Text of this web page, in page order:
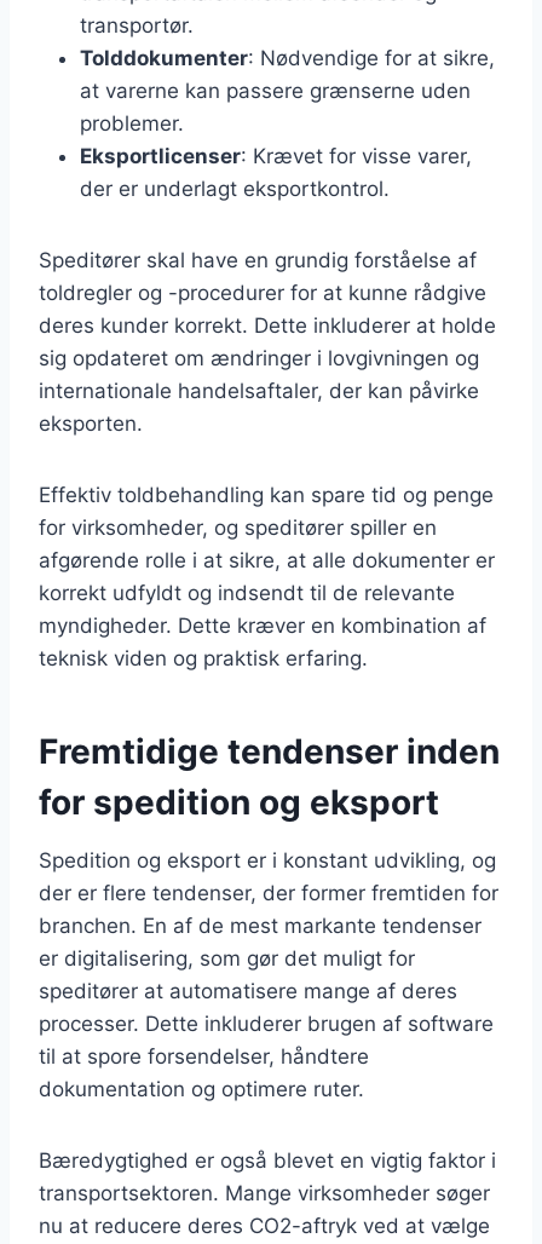
transportør.
Tolddokumenter: Nødvendige for at sikre,
at varerne kan passere grænserne uden
problemer.
Eksportlicenser: Krævet for visse varer,
der er underlagt eksportkontrol.
Speditører skal have en grundig forståelse af
toldregler og -procedurer for at kunne rådgive
deres kunder korrekt. Dette inkluderer at holde
sig opdateret om ændringer i lovgivningen og
internationale handelsaftaler, der kan påvirke
eksporten.
Effektiv toldbehandling kan spare tid og penge
for virksomheder, og speditører spiller en
afgørende rolle i at sikre, at alle dokumenter er
korrekt udfyldt og indsendt til de relevante
myndigheder. Dette kræver en kombination af
teknisk viden og praktisk erfaring.
Fremtidige tendenser inden
for spedition og eksport
Spedition og eksport er i konstant udvikling, og
der er flere tendenser, der former fremtiden for
branchen. En af de mest markante tendenser
er digitalisering, som gør det muligt for
speditører at automatisere mange af deres
processer. Dette inkluderer brugen af software
til at spore forsendelser, håndtere
dokumentation og optimere ruter.
Bæredygtighed er også blevet en vigtig faktor i
transportsektoren. Mange virksomheder søger
nu at reducere deres CO2-aftryk ved at vælge